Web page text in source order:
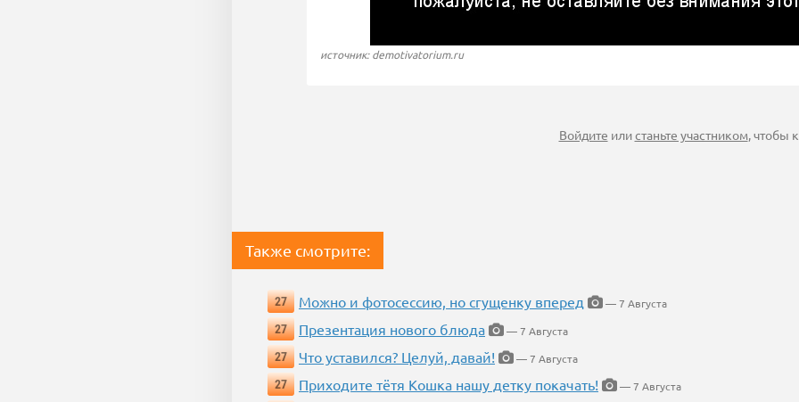
источник: demotivatorium.ru
Войдите илистаньте участником, чтобы
Также смотрите:
27 Можно и фотосессию, но сгущенку вперед
— 7 Августа
27
Презентация нового блюда
— 7 Августа
27
Что уставился? Целуй, давай!
— 7 Августа
27
Приходите тётя Кошка нашу детку покачать!
— 7 Августа